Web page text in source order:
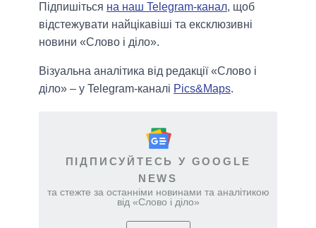
Підпишіться на наш Telegram-канал, щоб
відстежувати найцікавіші та ексклюзивні
новини «Слово і діло».
Візуальна аналітика від редакції «Слово і
діло» – у Telegram-каналі Pics&Maps.
ПІДПИСУЙТЕСЬ У GOOGLE
NEWS
та стежте за останніми новинами та аналітикою
від «Слово і діло»